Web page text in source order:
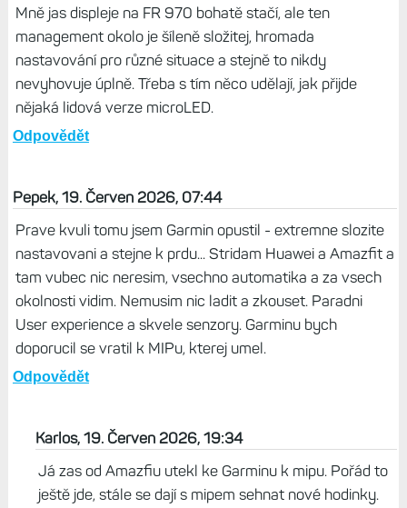
Mně jas displeje na FR 970 bohatě stačí, ale ten
management okolo je šíleně složitej, hromada
nastavování pro různé situace a stejně to nikdy
nevyhovuje úplně. Třeba s tím něco udělají, jak přijde
nějaká lidová verze microLED.
Odpovědět
Pepek, 19. Červen 2026, 07:44
Prave kvuli tomu jsem Garmin opustil - extremne slozite
nastavovani a stejne k prdu... Stridam Huawei a Amazfit a
tam vubec nic neresim, vsechno automatika a za vsech
okolnosti vidim. Nemusim nic ladit a zkouset. Paradni
User experience a skvele senzory. Garminu bych
doporucil se vratil k MIPu, kterej umel.
Odpovědět
Karlos, 19. Červen 2026, 19:34
Já zas od Amazfiu utekl ke Garminu k mipu. Pořád to
ještě jde, stále se dají s mipem sehnat nové hodinky.